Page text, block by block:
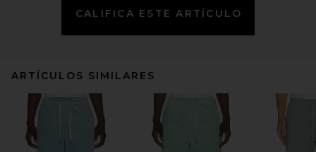
CALIFICA ESTE ARTÍCULO
ARTÍCULOS SIMILARES